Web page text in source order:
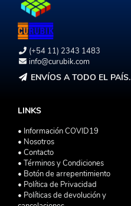
(+54 11) 2343 1483
info@curubik.com
ENVÍOS A TODO EL PAÍS.
LINKS
• Información COVID19
• Nosotros
• Contacto
• Términos y Condiciones
• Botón de arrepentimiento
• Política de Privacidad
• Políticas de devolución y